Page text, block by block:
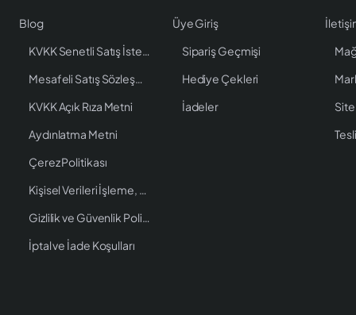
Blog
KVKK Senetli Satış İstenen Bilgiler
Mesafeli Satış Sözleşmesi
KVKK Açık Rıza Metni
Aydınlatma Metni
Çerez Politikası
Kişisel Verileri İşleme, Saklama ve İmha Politikası
Gizlilik ve Güvenlik Politikası
İptal ve İade Koşulları
Üye Giriş
Sipariş Geçmişi
Hediye Çekleri
İadeler
Site